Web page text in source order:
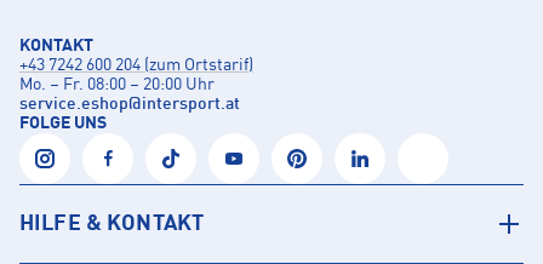
KONTAKT
+43 7242 600 204 (zum Ortstarif)
Mo. – Fr. 08:00 – 20:00 Uhr
service.eshop@intersport.at
FOLGE UNS
HILFE & KONTAKT